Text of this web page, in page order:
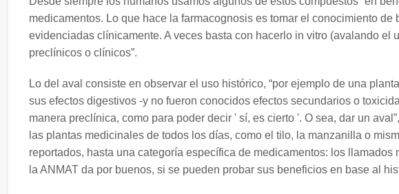
medicamentos. Lo que hace la farmacognosis es tomar el conocimiento
evidenciadas clínicamente. A veces basta con hacerlo in vitro (avalando el
preclínicos o clínicos”.
Lo del aval consiste en observar el uso histórico, “por ejemplo de una
sus efectos digestivos -y no fueron conocidos efectos secundarios o
manera preclínica, como para poder decir ' sí, es cierto '. O sea, dar un
las plantas medicinales de todos los días, como el tilo, la manzanilla o
reportados, hasta una categoría específica de medicamentos: los
la ANMAT da por buenos, si se pueden probar sus beneficios en base al